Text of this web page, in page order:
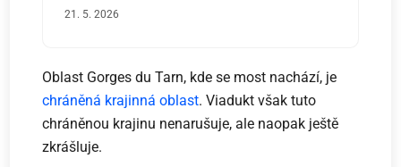
21. 5. 2026
Oblast Gorges du Tarn, kde se most nachází, je
chráněná krajinná oblast. Viadukt však tuto
chráněnou krajinu nenarušuje, ale naopak ještě
zkrášluje.